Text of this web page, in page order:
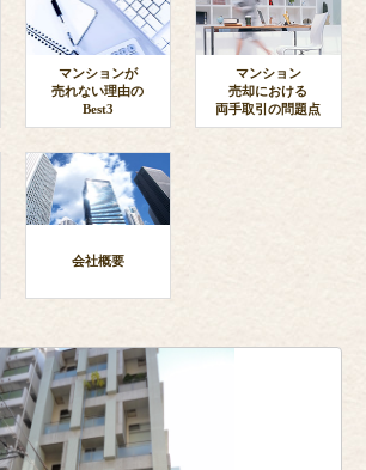
マンションが
売れない理由の
Best3
マンション
売却における
両手取引の問題点
会社概要